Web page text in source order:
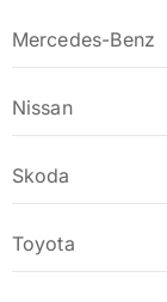
Mercedes-Benz
Nissan
Skoda
Toyota